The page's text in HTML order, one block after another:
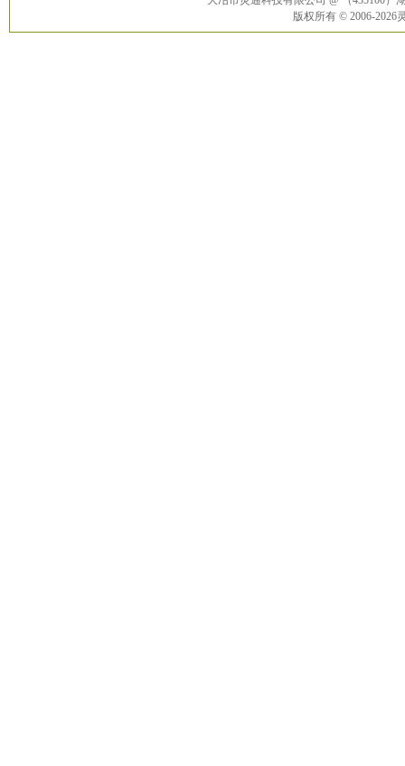
版权所有 © 2006-2026